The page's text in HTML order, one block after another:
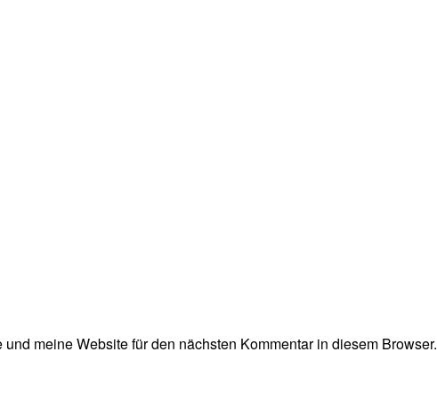
meine Website für den nächsten Kommentar in diesem Browser.